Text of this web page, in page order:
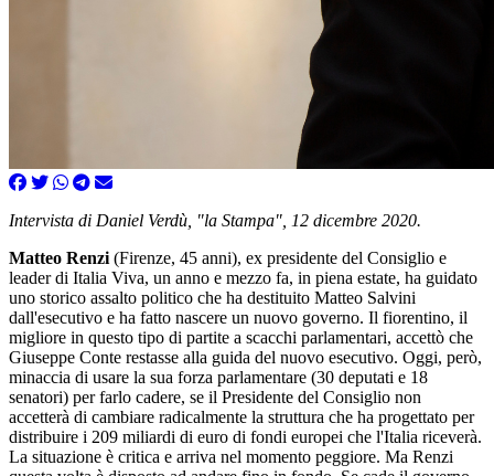
Intervista di Daniel Verdù, "la Stampa", 12 dicembre 2020.
Matteo Renzi (Firenze, 45 anni), ex presidente del Consiglio e
leader di Italia Viva, un anno e mezzo fa, in piena estate, ha guidato
uno storico assalto politico che ha destituito Matteo Salvini
dall'esecutivo e ha fatto nascere un nuovo governo. Il fiorentino, il
migliore in questo tipo di partite a scacchi parlamentari, accettò che
Giuseppe Conte restasse alla guida del nuovo esecutivo. Oggi, però,
minaccia di usare la sua forza parlamentare (30 deputati e 18
senatori) per farlo cadere, se il Presidente del Consiglio non
accetterà di cambiare radicalmente la struttura che ha progettato per
distribuire i 209 miliardi di euro di fondi europei che l'Italia riceverà.
La situazione è critica e arriva nel momento peggiore. Ma Renzi